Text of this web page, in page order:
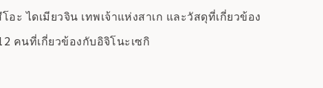
ไดเมียวจิน เทพเจ้าแห่งสาเก และวัสดุที่เกี่ยวข้อง
คนที่เกี่ยวข้องกับอิจิโนะเซกิ